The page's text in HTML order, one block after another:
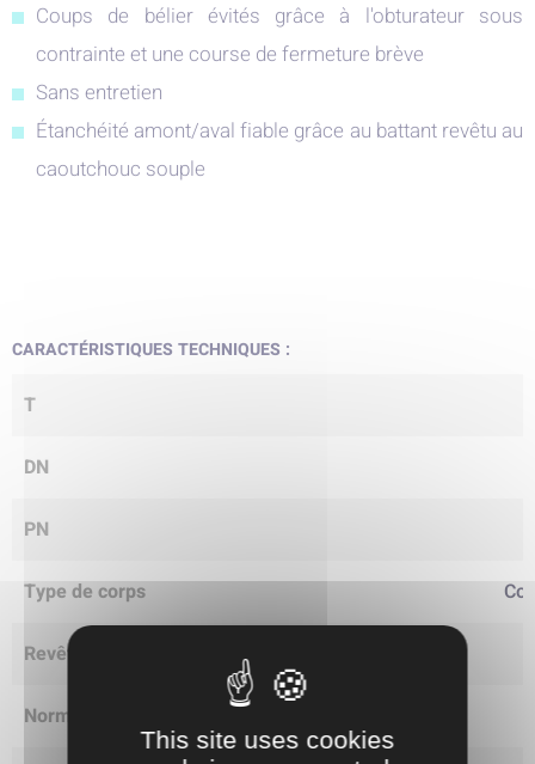
Coups de bélier évités grâce à l'obturateur sous
contrainte et une course de fermeture brève
Sans entretien
Étanchéité amont/aval fiable grâce au battant revêtu au
caoutchouc souple
CARACTÉRISTIQUES TECHNIQUES :
T
DN
PN
Type de corps
Revêtement
Norme dimensionnelle
This site uses cookies